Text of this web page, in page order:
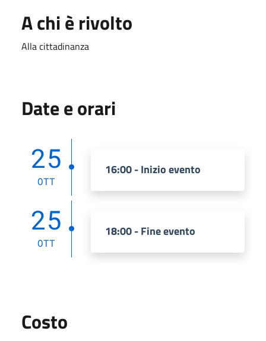
A chi è rivolto
Alla cittadinanza
Date e orari
25
OTT
16:00 - Inizio evento
25
OTT
18:00 - Fine evento
Costo